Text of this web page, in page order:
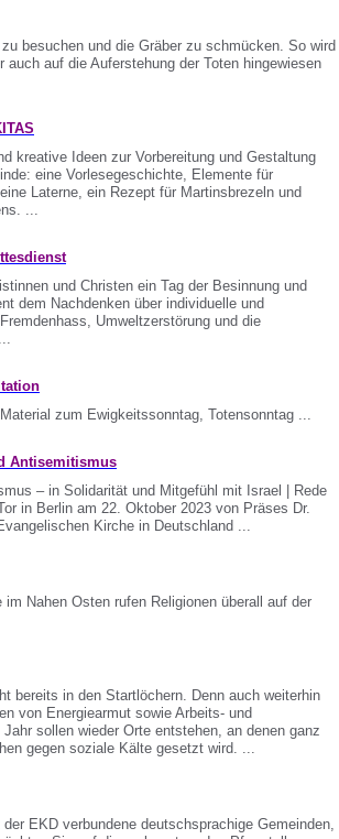
besuchen und die Gräber zu schmücken. So wird
auf die Auferstehung der Toten hingewiesen
kreative Ideen zur Vorbereitung und Gestaltung
eine Vorlesegeschichte, Elemente für
Laterne, ein Rezept für Martinsbrezeln und
...
und Christen ein Tag der Besinnung und
dem Nachdenken über individuelle und
Umweltzerstörung und die
zum Ewigkeitssonntag, Totensonntag ...
Antisemitismus
– in Solidarität und Mitgefühl mit Israel | Rede
in Berlin am 22. Oktober 2023 von Präses Dr.
Kirche in Deutschland ...
Nahen Osten rufen Religionen überall auf der
bereits in den Startlöchern. Denn auch weiterhin
von Energiearmut sowie Arbeits- und
sollen wieder Orte entstehen, an denen ganz
gegen soziale Kälte gesetzt wird. ...
EKD verbundene deutschsprachige Gemeinden,